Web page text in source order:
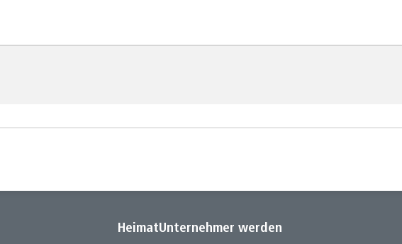
HeimatUnternehmer werden